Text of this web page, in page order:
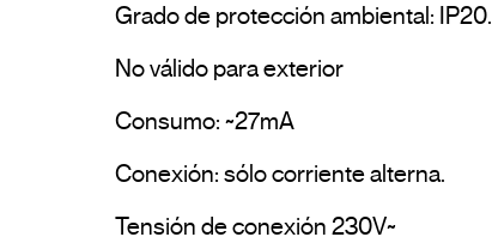
Grado de protección ambiental: IP20.
No válido para exterior
Consumo: ~27mA
Conexión: sólo corriente alterna.